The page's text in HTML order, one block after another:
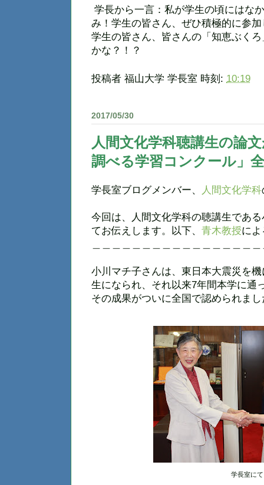
学長から一言：私が学生の頃にはな
み！学生の皆さん、ぜひ積極的に参
学生の皆さん、皆さんの「知恵ぶく
かな？！？
投稿者 福山大学 学長室 時刻: 10:19
2017/05/30
人間文化学科聴講生の論
調べる学習コンクール」
学長室ブログメンバー、 人間文化学科
今回は、人間文化学科の聴講生であ
てお伝えします。以下、 青木教授に
小川マチ子さんは、東日本大震災を
生になられ、それ以来7年間本学に通
その成果がついに全国で認められまし
学長室にて